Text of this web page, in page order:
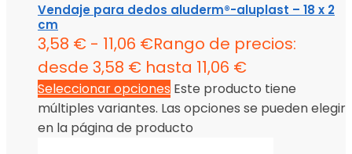
Vendaje para dedos aluderm®-aluplast – 18 x 2
cm
3,58 € - 11,06 €Rango de precios:
desde 3,58 € hasta 11,06 €
Seleccionar opciones Este producto tiene
múltiples variantes. Las opciones se pueden elegir
en la página de producto